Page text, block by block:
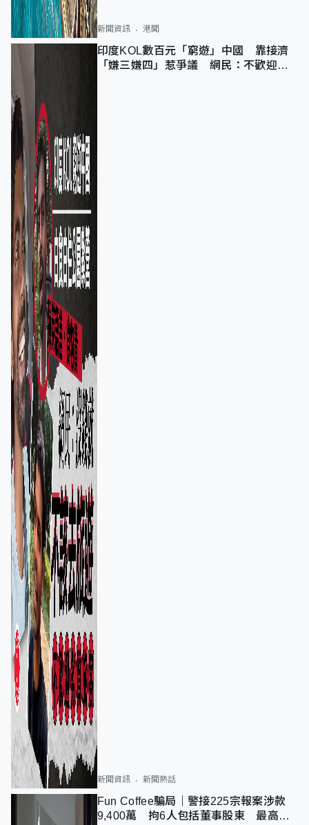
新聞資訊 港聞
印度KOL數百元「窮遊」中國 靠接濟
「嫌三嫌四」惹爭議 網民：不歡迎劣
新聞資訊 新聞熱話
Fun Coffee騙局｜警接225宗報案涉款
9,400萬 拘6人包括董事股東 最高金